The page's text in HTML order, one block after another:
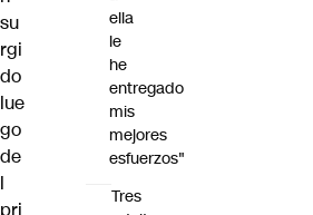
su
rgi
do
lue
go
de
l
pri
ella
le
he
entregado
mis
mejores
esfuerzos"
Tres